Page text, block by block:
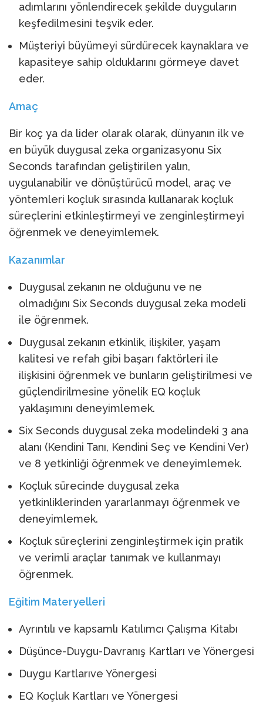
adımlarını yönlendirecek şekilde duyguların
keşfedilmesini teşvik eder.
Müşteriyi büyümeyi sürdürecek kaynaklara ve
kapasiteye sahip olduklarını görmeye davet
eder.
Amaç
Bir koç ya da lider olarak olarak, dünyanın ilk ve
en büyük duygusal zeka organizasyonu Six
Seconds tarafından geliştirilen yalın,
uygulanabilir ve dönüştürücü model, araç ve
yöntemleri koçluk sırasında kullanarak koçluk
süreçlerini etkinleştirmeyi ve zenginleştirmeyi
öğrenmek ve deneyimlemek.
Kazanımlar
Duygusal zekanın ne olduğunu ve ne
olmadığını Six Seconds duygusal zeka modeli
ile öğrenmek.
Duygusal zekanın etkinlik, ilişkiler, yaşam
kalitesi ve refah gibi başarı faktörleri ile
ilişkisini öğrenmek ve bunların geliştirilmesi ve
güçlendirilmesine yönelik EQ koçluk
yaklaşımını deneyimlemek.
Six Seconds duygusal zeka modelindeki 3 ana
alanı (Kendini Tanı, Kendini Seç ve Kendini Ver)
ve 8 yetkinliği öğrenmek ve deneyimlemek.
Koçluk sürecinde duygusal zeka
yetkinliklerinden yararlanmayı öğrenmek ve
deneyimlemek.
Koçluk süreçlerini zenginleştirmek için pratik
ve verimli araçlar tanımak ve kullanmayı
öğrenmek.
Eğitim Materyelleri
Ayrıntılı ve kapsamlı Katılımcı Çalışma Kitabı
Düşünce-Duygu-Davranış Kartları ve Yönergesi
Duygu Kartlarıve Yönergesi
EQ Koçluk Kartları ve Yönergesi